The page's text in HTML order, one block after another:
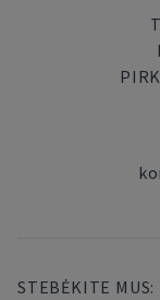
STEBĖKITE MUS: